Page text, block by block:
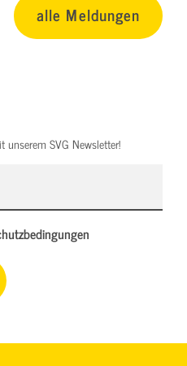
alle Meldungen
unserem SVG Newsletter!